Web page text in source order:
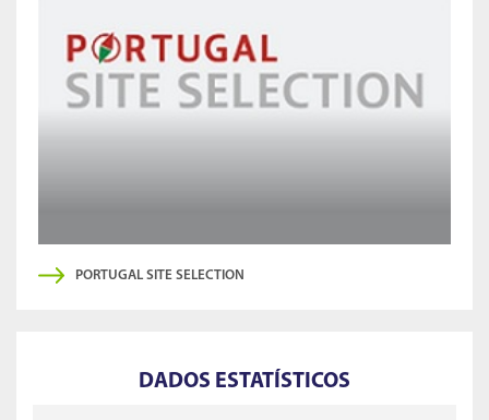
PORTUGAL SITE SELECTION
DADOS ESTATÍSTICOS